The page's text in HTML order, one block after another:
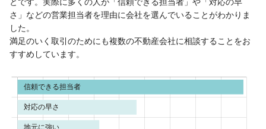
さ」などの営業担当者を理由に会社を選んでいることがわかりま
した。
満足のいく取引のためにも複数の不動産会社に相談することをお
すすめしています。